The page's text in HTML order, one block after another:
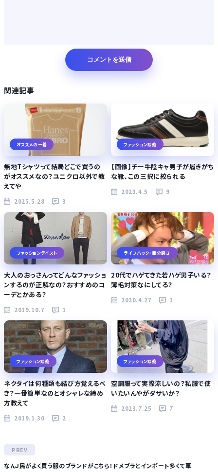
関連記事
オススメの一着
無地Tシャツって結局どこで買うの
がオススメなの？ユニクロ以外で教
えてや
2025.5.28 3
ファッション談義
【画像】チー牛陰キャ男子が履きがち
な靴、この三択に絞られる
2023.4.5 9
ファッションテイスト
大人のおっさんってどんなファッショ
ンするのが正解なの？おすすめのコ
ーデとかある？
2019.10.7 1
ライフハック・自分磨き
20代でハゲてきた若ハゲ男子いる？
薄毛対策なにしてる？
2020.4.27 1
ファッション談義
ネクタイは何種類も結び方覚えるべ
き？一番簡単なのとオシャレな締め
方教えて
2019.1.30 2
ファッション談義
空調服って実際涼しいの？私服で使
いたいんやがダサいか？
2023.7.25 7
なんJ民がよく買う服のブランドがこちら！ドメブラとインポート多くて草